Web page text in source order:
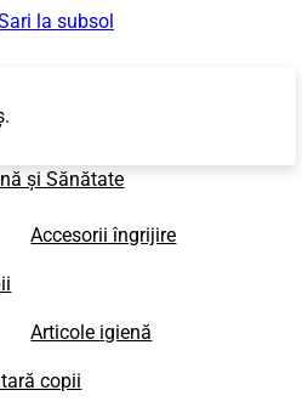
la subsol
și Sănătate
Accesorii îngrijire
Articole igienă
copii